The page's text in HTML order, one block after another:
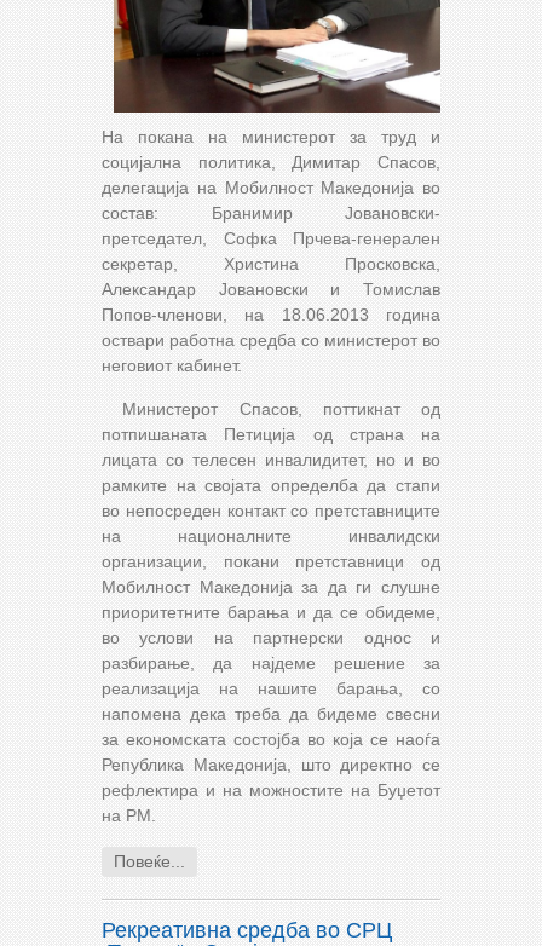
На покана на министерот за труд и
социјална политика, Димитар Спасов,
делегација на Мобилност Македонија во
состав: Бранимир Јовановски-
претседател, Софка Прчева-генерален
секретар, Христина Просковска,
Александар Јовановски и Томислав
Попов-членови, на 18.06.2013 година
оствари работна средба со министерот во
неговиот кабинет.
Министерот Спасов, поттикнат од
потпишаната Петиција од страна на
лицата со телесен инвалидитет, но и во
рамките на својата определба да стапи
во непосреден контакт со претставниците
на националните инвалидски
организации, покани претставници од
Мобилност Македонија за да ги слушне
приоритетните барања и да се обидеме,
во услови на партнерски однос и
разбирање, да најдеме решение за
реализација на нашите барања, со
напомена дека треба да бидеме свесни
за економската состојба во која се наоѓа
Република Македонија, што директно се
рефлектира и на можностите на Буџетот
на РМ.
Повеќе...
Рекреативна средба во СРЦ